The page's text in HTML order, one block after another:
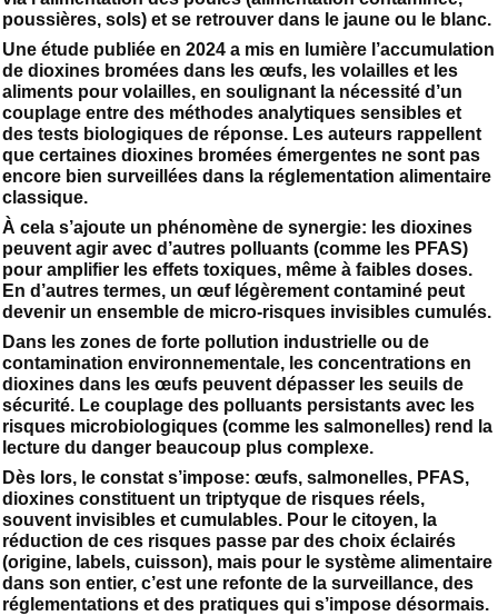
poussières, sols) et se retrouver dans le jaune ou le blanc.
Une étude publiée en 2024 a mis en lumière l’accumulation
de dioxines bromées dans les œufs, les volailles et les
aliments pour volailles, en soulignant la nécessité d’un
couplage entre des méthodes analytiques sensibles et
des tests biologiques de réponse. Les auteurs rappellent
que certaines dioxines bromées émergentes ne sont pas
encore bien surveillées dans la réglementation alimentaire
classique.
À cela s’ajoute un phénomène de synergie: les dioxines
peuvent agir avec d’autres polluants (comme les PFAS)
pour amplifier les effets toxiques, même à faibles doses.
En d’autres termes, un œuf légèrement contaminé peut
devenir un ensemble de micro-risques invisibles cumulés.
Dans les zones de forte pollution industrielle ou de
contamination environnementale, les concentrations en
dioxines dans les œufs peuvent dépasser les seuils de
sécurité. Le couplage des polluants persistants avec les
risques microbiologiques (comme les salmonelles) rend la
lecture du danger beaucoup plus complexe.
Dès lors, le constat s’impose: œufs, salmonelles, PFAS,
dioxines constituent un triptyque de risques réels,
souvent invisibles et cumulables. Pour le citoyen, la
réduction de ces risques passe par des choix éclairés
(origine, labels, cuisson), mais pour le système alimentaire
dans son entier, c’est une refonte de la surveillance, des
réglementations et des pratiques qui s’impose désormais.